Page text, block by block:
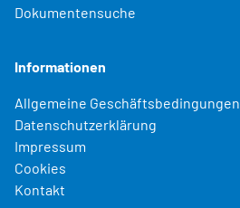
Dokumentensuche
Informationen
Allgemeine Geschäftsbedingungen
Datenschutzerklärung
Impressum
Cookies
Kontakt